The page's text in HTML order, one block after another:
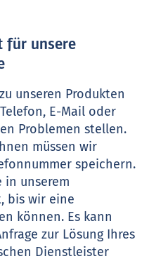
für unsere
unseren Produkten
E-Mail oder
Problemen stellen.
müssen wir
speichern.
in unserem
bis wir eine
können. Es kann
zur Lösung Ihres
Dienstleister